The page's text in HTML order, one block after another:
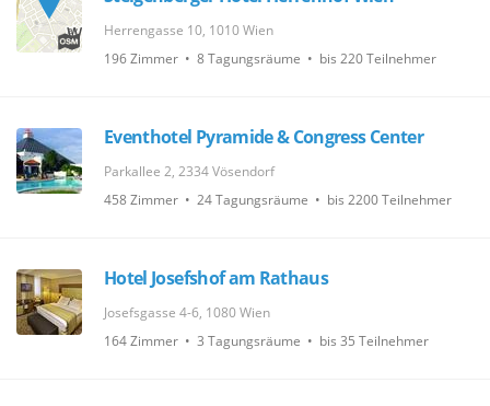
Herrengasse 10, 1010 Wien
196 Zimmer • 8 Tagungsräume • bis 220 Teilnehmer
Eventhotel Pyramide & Congress Center
Parkallee 2, 2334 Vösendorf
458 Zimmer • 24 Tagungsräume • bis 2200 Teilnehmer
Hotel Josefshof am Rathaus
Josefsgasse 4-6, 1080 Wien
164 Zimmer • 3 Tagungsräume • bis 35 Teilnehmer